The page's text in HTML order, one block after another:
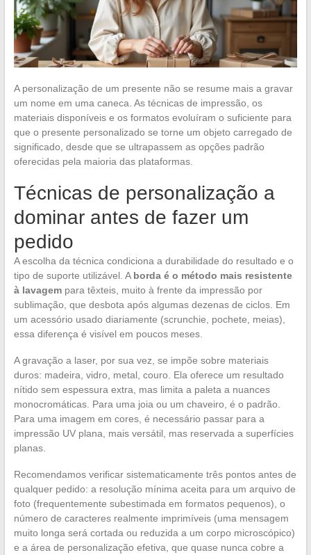
A personalização de um presente não se resume mais a gravar
um nome em uma caneca. As técnicas de impressão, os
materiais disponíveis e os formatos evoluíram o suficiente para
que o presente personalizado se torne um objeto carregado de
significado, desde que se ultrapassem as opções padrão
oferecidas pela maioria das plataformas.
Técnicas de personalização a
dominar antes de fazer um
pedido
A escolha da técnica condiciona a durabilidade do resultado e o
tipo de suporte utilizável. A borda é o método mais resistente
à lavagempara têxteis, muito à frente da impressão por
sublimação, que desbota após algumas dezenas de ciclos. Em
um acessório usado diariamente (scrunchie, pochete, meias),
essa diferença é visível em poucos meses.
A gravação a laser, por sua vez, se impõe sobre materiais
duros: madeira, vidro, metal, couro. Ela oferece um resultado
nítido sem espessura extra, mas limita a paleta a nuances
monocromáticas. Para uma joia ou um chaveiro, é o padrão.
Para uma imagem em cores, é necessário passar para a
impressão UV plana, mais versátil, mas reservada a superfícies
planas.
Recomendamos verificar sistematicamente três pontos antes de
qualquer pedido: a resolução mínima aceita para um arquivo de
foto (frequentemente subestimada em formatos pequenos), o
número de caracteres realmente imprimíveis (uma mensagem
muito longa será cortada ou reduzida a um corpo microscópico)
e a área de personalização efetiva, que quase nunca cobre a